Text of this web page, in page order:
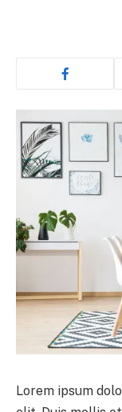
Lorem ipsum